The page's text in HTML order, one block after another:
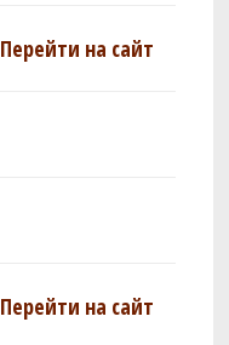
Перейти на сайт
Перейти на сайт